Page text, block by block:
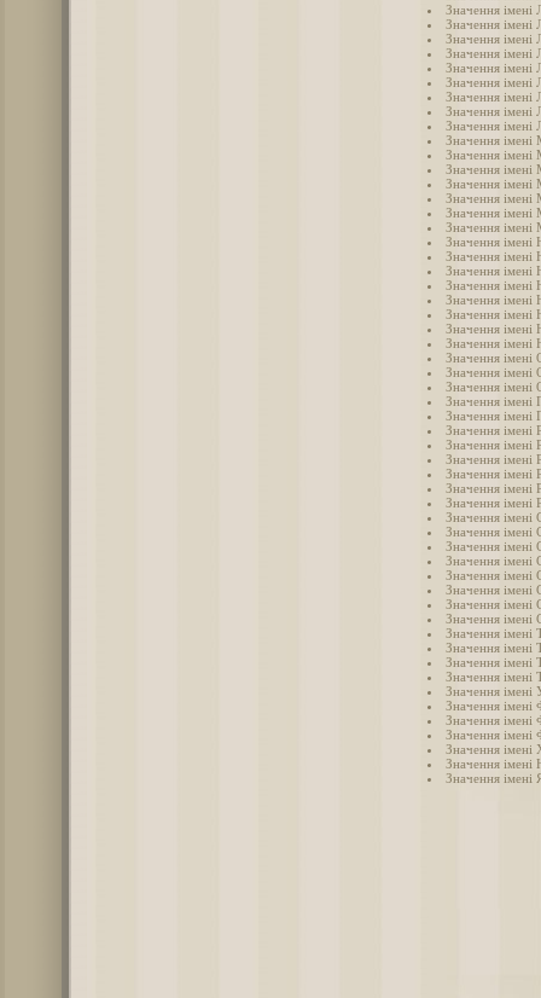
Значення імені
Значення імені
Значення імені
Значення імені
Значення імені
Значення імені
Значення імені
Значення імені
Значення імені
Значення імені
Значення імені
Значення імені
Значення імені
Значення імені
Значення імені
Значення імені
Значення імені
Значення імені
Значення імені
Значення імені
Значення імені
Значення імені
Значення імені
Значення імені
Значення імені
Значення імені
Значення імені
Значення імені
Значення імені
Значення імені
Значення імені
Значення імені
Значення імені
Значення імені
Значення імені
Значення імені
Значення імені
Значення імені
Значення імені
Значення імені
Значення імені
Значення імені
Значення імені
Значення імені
Значення імені
Значення імені
Значення імені
Значення імені
Значення імені
Значення імені
Значення імені
Значення імені
Значення імені
Значення імені